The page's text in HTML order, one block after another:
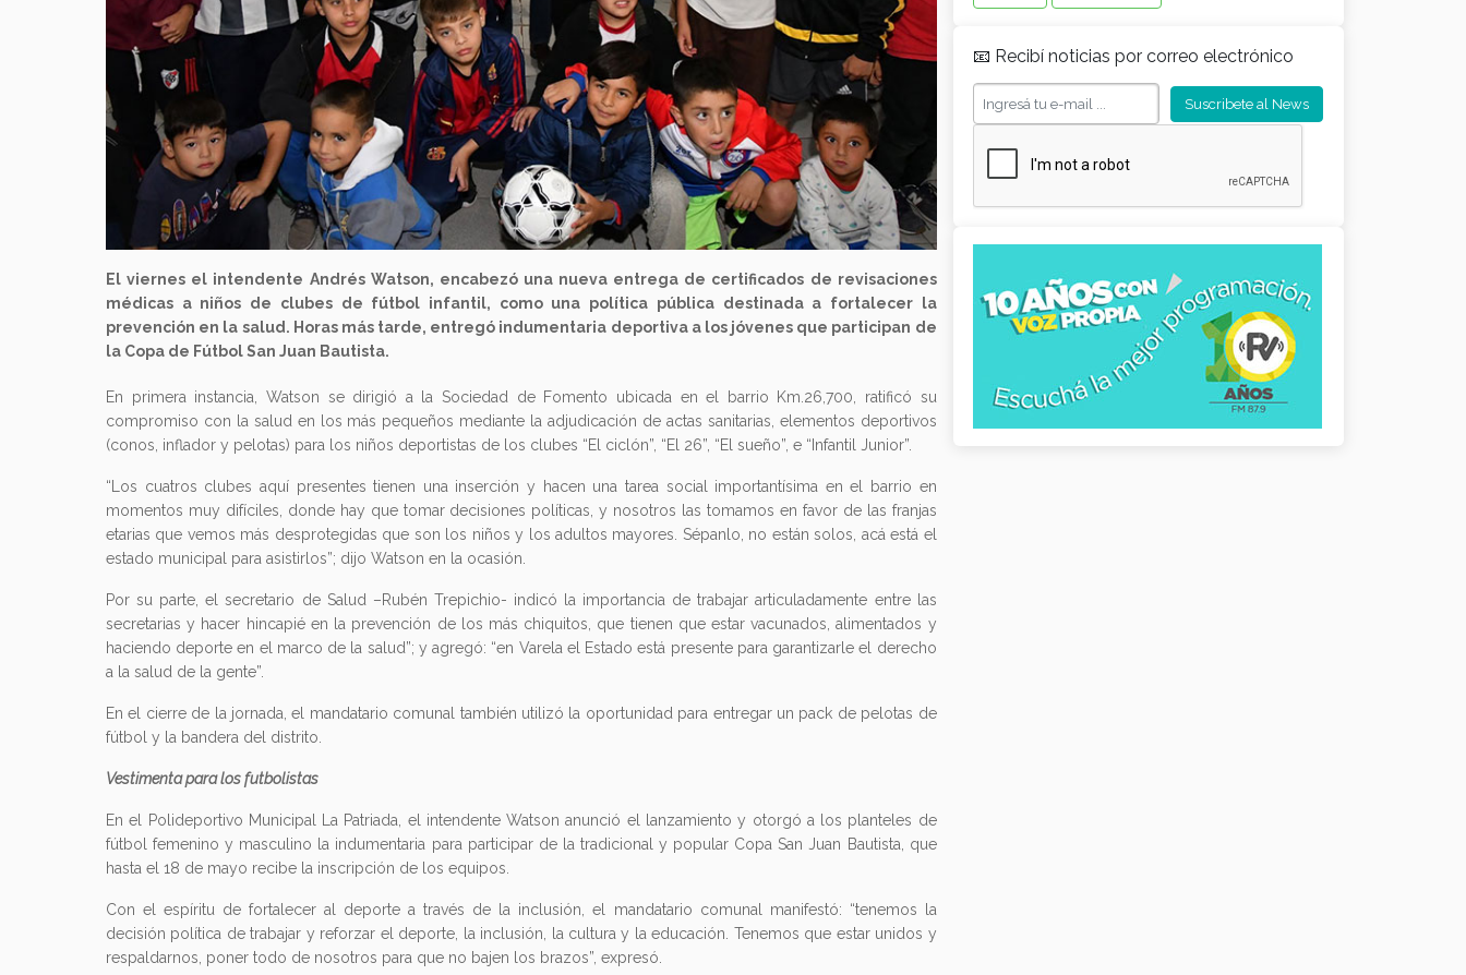
El viernes el intendente Andrés Watson, encabezó una nueva entrega de certificados de revisaciones
médicas a niños de clubes de fútbol infantil, como una política pública destinada a fortalecer la
prevención en la salud. Horas más tarde, entregó indumentaria deportiva a los jóvenes que participan de
la Copa de Fútbol San Juan Bautista.
En primera instancia, Watson se dirigió a la Sociedad de Fomento ubicada en el barrio Km.26,700, ratificó su
compromiso con la salud en los más pequeños mediante la adjudicación de actas sanitarias, elementos deportivos
(conos, inflador y pelotas) para los niños deportistas de los clubes “El ciclón”, “El 26”, “El sueño”, e “Infantil Junior”.
“Los cuatros clubes aquí presentes tienen una inserción y hacen una tarea social importantísima en el barrio en
momentos muy difíciles, donde hay que tomar decisiones políticas, y nosotros las tomamos en favor de las franjas
etarias que vemos más desprotegidas que son los niños y los adultos mayores. Sépanlo, no están solos, acá está el
estado municipal para asistirlos”; dijo Watson en la ocasión.
Por su parte, el secretario de Salud –Rubén Trepichio- indicó la importancia de trabajar articuladamente entre las
secretarias y hacer hincapié en la prevención de los más chiquitos, que tienen que estar vacunados, alimentados y
haciendo deporte en el marco de la salud”; y agregó: “en Varela el Estado está presente para garantizarle el derecho
a la salud de la gente”.
En el cierre de la jornada, el mandatario comunal también utilizó la oportunidad para entregar un pack de pelotas de
fútbol y la bandera del distrito.
Vestimenta para los futbolistas
En el Polideportivo Municipal La Patriada, el intendente Watson anunció el lanzamiento y otorgó a los planteles de
fútbol femenino y masculino la indumentaria para participar de la tradicional y popular Copa San Juan Bautista, que
hasta el 18 de mayo recibe la inscripción de los equipos.
Con el espíritu de fortalecer al deporte a través de la inclusión, el mandatario comunal manifestó: “tenemos la
decisión política de trabajar y reforzar el deporte, la inclusión, la cultura y la educación. Tenemos que estar unidos y
respaldarnos, poner todo de nosotros para que no bajen los brazos”, expresó.
📧 Recibí noticias por correo electrónico